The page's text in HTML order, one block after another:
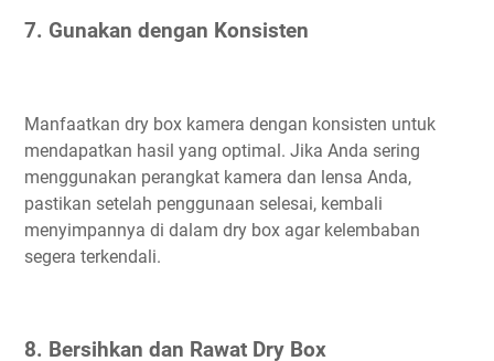
7. Gunakan dengan Konsisten
Manfaatkan dry box kamera dengan konsisten untuk
mendapatkan hasil yang optimal. Jika Anda sering
menggunakan perangkat kamera dan lensa Anda,
pastikan setelah penggunaan selesai, kembali
menyimpannya di dalam dry box agar kelembaban
segera terkendali.
8. Bersihkan dan Rawat Dry Box